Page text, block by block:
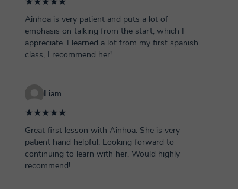
Ainhoa is very patient and puts a lot of
emphasis on talking from the start, which I
appreciate. I learned a lot from my first spanish
class, I recommend her!
Liam
★★★★★
Great first lesson with Ainhoa. She is very
patient hand helpful. Looking forward to
continuing to learn with her. Would highly
recommend!